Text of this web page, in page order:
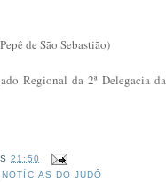
de São Sebastião)
Regional da 2ª Delegacia da
21:50
NOTÍCIAS DO JUDÔ